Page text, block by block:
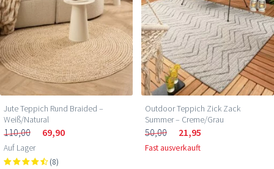
Jute Teppich Rund Braided –
Weiß/Natural
110,00 69,90
Auf Lager
(8)
Outdoor Teppich Zick Zack
Summer – Creme/Grau
50,00 21,95
Fast ausverkauft